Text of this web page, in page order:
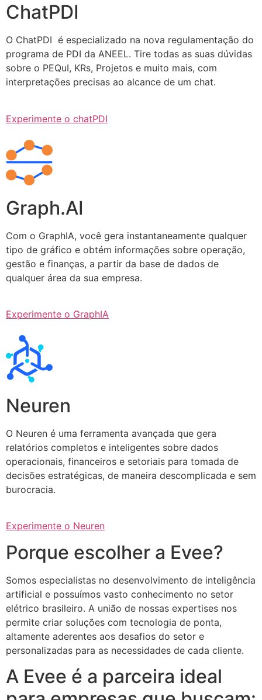
ChatPDI
O ChatPDI é especializado na nova regulamentação do
programa de PDI da ANEEL. Tire todas as suas dúvidas
sobre o PEQuI, KRs, Projetos e muito mais, com
interpretações precisas ao alcance de um chat.
Experimente o chatPDI
Graph.AI
Com o GraphIA, você gera instantaneamente qualquer
tipo de gráfico e obtém informações sobre operação,
gestão e finanças, a partir da base de dados de
qualquer área da sua empresa.
Experimente o GraphIA
Neuren
O Neuren é uma ferramenta avançada que gera
relatórios completos e inteligentes sobre dados
operacionais, financeiros e setoriais para tomada de
decisões estratégicas, de maneira descomplicada e sem
burocracia.
Experimente o Neuren
Porque escolher a Evee?
Somos especialistas no desenvolvimento de inteligência
artificial e possuímos vasto conhecimento no setor
elétrico brasileiro. A união de nossas expertises nos
permite criar soluções com tecnologia de ponta,
altamente aderentes aos desafios do setor e
personalizadas para as necessidades de cada cliente.
A Evee é a parceira ideal